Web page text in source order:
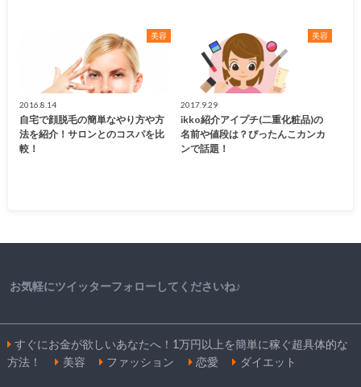
美容
2016.8.14
自宅で顔脱毛の簡単なやり方や方
法を紹介！サロンとのコスパを比
較！
美容
2017.9.29
ikko紹介アイプチ(二重化粧品)の
名前や値段は？ぴったんこカンカ
ンで話題！
お気軽にツイッターフォローしてくださいね♪
すぐにお金が欲しいあなたへ！1万円以上を簡単に稼ぐ超具体的な
方法！
美容 ファッション 恋愛 ダイエット